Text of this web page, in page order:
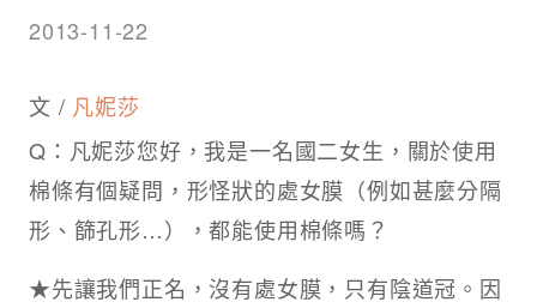
2013-11-22
文 / 凡妮莎
Q：凡妮莎您好，我是一名國二女生，關於使用
棉條有個疑問，形怪狀的處女膜（例如甚麼分隔
形、篩孔形…），都能使用棉條嗎？
★先讓我們正名，沒有處女膜，只有陰道冠。因